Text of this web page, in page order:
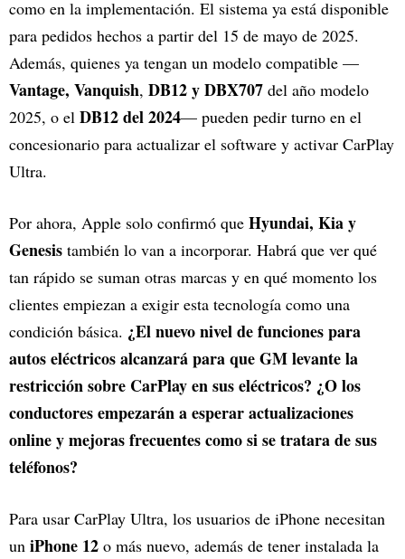
como en la implementación. El sistema ya está disponible
para pedidos hechos a partir del 15 de mayo de 2025.
Además, quienes ya tengan un modelo compatible —
Vantage, Vanquish, DB12 y DBX707 del año modelo
2025, o el DB12 del 2024— pueden pedir turno en el
concesionario para actualizar el software y activar CarPlay
Ultra.
Por ahora, Apple solo confirmó que Hyundai, Kia y
Genesis también lo van a incorporar. Habrá que ver qué
tan rápido se suman otras marcas y en qué momento los
clientes empiezan a exigir esta tecnología como una
condición básica. ¿El nuevo nivel de funciones para
autos eléctricos alcanzará para que GM levante la
restricción sobre CarPlay en sus eléctricos? ¿O los
conductores empezarán a esperar actualizaciones
online y mejoras frecuentes como si se tratara de sus
teléfonos?
Para usar CarPlay Ultra, los usuarios de iPhone necesitan
un iPhone 12 o más nuevo, además de tener instalada la